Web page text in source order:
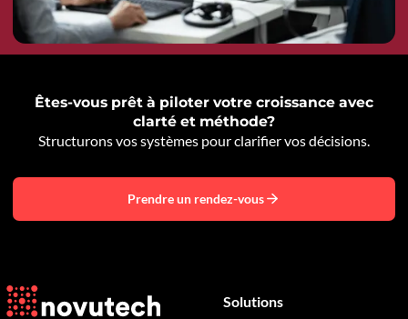
Êtes-vous prêt à piloter votre croissance avec
clarté et méthode?
Structurons vos systèmes pour clarifier vos décisions.
Prendre un rendez-vous
Solutions